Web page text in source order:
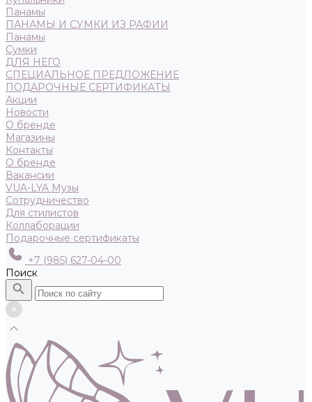
Панамы
ПАНАМЫ И СУМКИ ИЗ РАФИИ
Панамы
Сумки
ДЛЯ НЕГО
СПЕЦИАЛЬНОЕ ПРЕДЛОЖЕНИЕ
ПОДАРОЧНЫЕ СЕРТИФИКАТЫ
Акции
Новости
О бренде
Магазины
Контакты
О бренде
Вакансии
VUA-LYA Музы
Сотрудничество
Для стилистов
Коллаборации
Подарочные сертификаты
+7 (985) 627-04-00
Поиск